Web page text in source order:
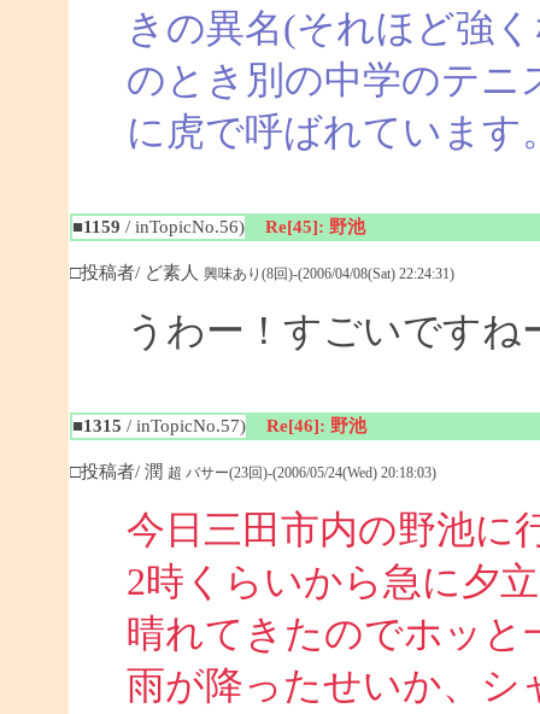
きの異名(それほど強
のとき別の中学のテニ
に虎で呼ばれています
■1159 / inTopicNo.56) Re[45]: 野池
□投稿者/ ど素人 興味あり(8回)-(2006/04/08(Sat) 22:24:31)
うわー！すごいですね
■1315 / inTopicNo.57) Re[46]: 野池
□投稿者/ 潤 超 バサー(23回)-(2006/05/24(Wed) 20:18:03)
今日三田市内の野池に
2時くらいから急に夕
晴れてきたのでホッと
雨が降ったせいか、シ